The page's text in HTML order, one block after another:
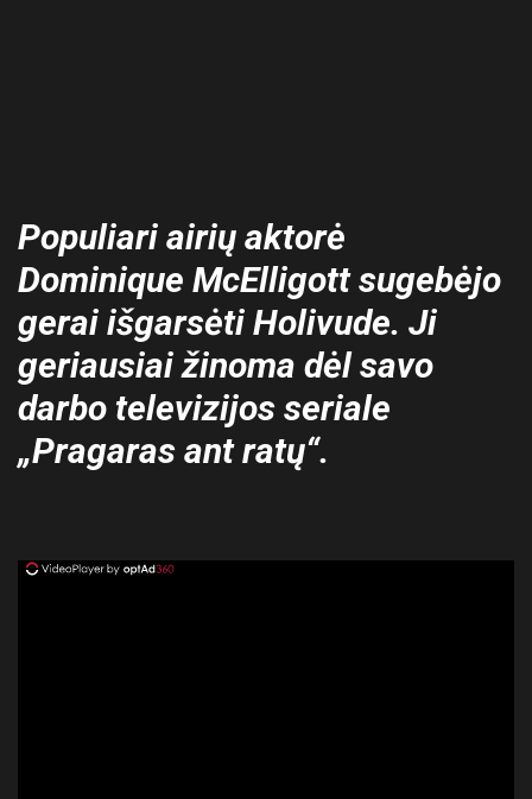
Populiari airių aktorė
Dominique McElligott sugebėjo
gerai išgarsėti Holivude. Ji
geriausiai žinoma dėl savo
darbo televizijos seriale
„Pragaras ant ratų“.